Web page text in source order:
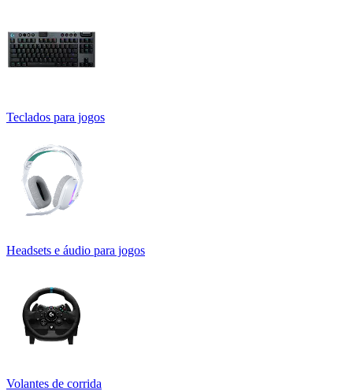
Teclados para jogos
Headsets e áudio para jogos
Volantes de corrida